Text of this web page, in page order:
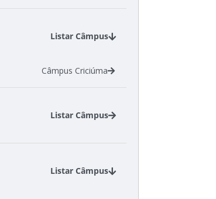
Listar Câmpus
Câmpus Criciúma
Listar Câmpus
Câmpus Criciúma
Listar Câmpus